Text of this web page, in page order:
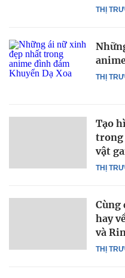
THỊ
THỊ
THỊ
Tạo
trong
vật
THỊ
Cùng
hay
và Rin